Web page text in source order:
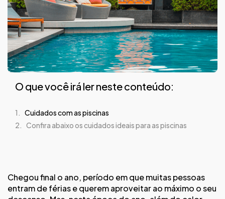
O que você irá ler neste conteúdo:
Cuidados com as piscinas
Confira abaixo os cuidados ideais para as piscinas
Chegou final o ano, período em que muitas pessoas
entram de férias e querem aproveitar ao máximo o seu